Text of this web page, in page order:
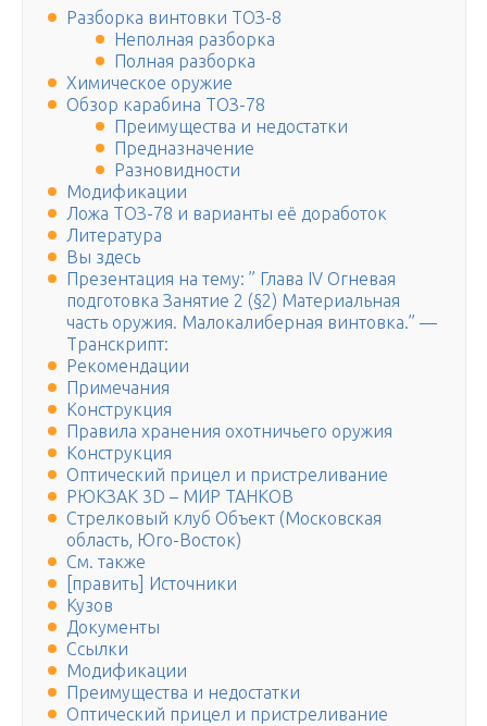
Разборка винтовки ТОЗ-8
Неполная разборка
Полная разборка
Химическое оружие
Обзор карабина ТОЗ-78
Преимущества и недостатки
Предназначение
Разновидности
Модификации
Ложа ТОЗ-78 и варианты её доработок
Литература
Вы здесь
Презентация на тему: ” Глава IV Огневая
подготовка Занятие 2 (§2) Материальная
часть оружия. Малокалиберная винтовка.” —
Транскрипт:
Рекомендации
Примечания
Конструкция
Правила хранения охотничьего оружия
Конструкция
Оптический прицел и пристреливание
РЮКЗАК 3D – МИР ТАНКОВ
Стрелковый клуб Объект (Московская
область, Юго-Восток)
См. также
[править] Источники
Кузов
Документы
Ссылки
Модификации
Преимущества и недостатки
Оптический прицел и пристреливание